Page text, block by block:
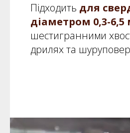
Підходить для
діаметром 0,3-
шестигранними
дрилях та